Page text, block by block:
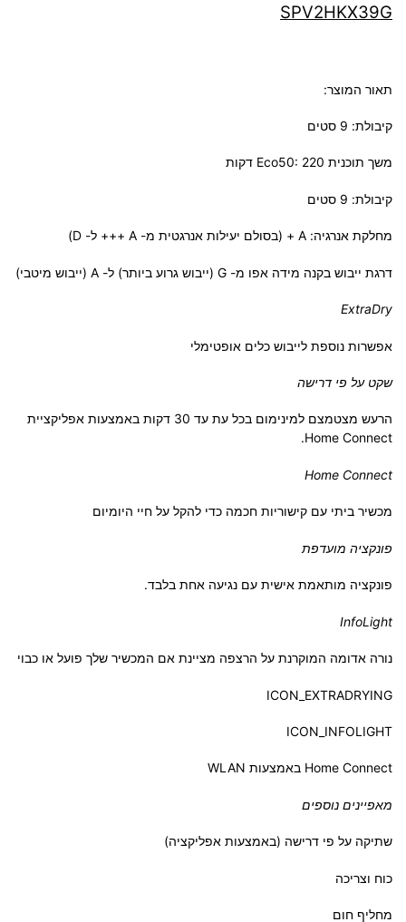
SPV2HKX39G
תאור המוצר:
קיבולת: 9 סטים
משך תוכנית Eco50: 220 דקות
קיבולת: 9 סטים
מחלקת אנרגיה: A + (בסולם יעילות אנרגטית מ- A +++ ל- D)
דרגת ייבוש בקנה מידה אפו מ- G (ייבוש גרוע ביותר) ל- A (ייבוש מיטבי)
ExtraDry
אפשרות נוספת לייבוש כלים אופטימלי
שקט על פי דרישה
הרעש מצטמצם למינימום בכל עת עד 30 דקות באמצעות אפליקציית
Home Connect.
Home Connect
מכשיר ביתי עם קישוריות חכמה כדי להקל על חיי היומיום
פונקציה מועדפת
פונקציה מותאמת אישית עם נגיעה אחת בלבד.
InfoLight
נורה אדומה המוקרנת על הרצפה מציינת אם המכשיר שלך פועל או כבוי
ICON_EXTRADRYING
ICON_INFOLIGHT
Home Connect באמצעות WLAN
מאפיינים נוספים
שתיקה על פי דרישה (באמצעות אפליקציה)
כוח וצריכה
מחליף חום